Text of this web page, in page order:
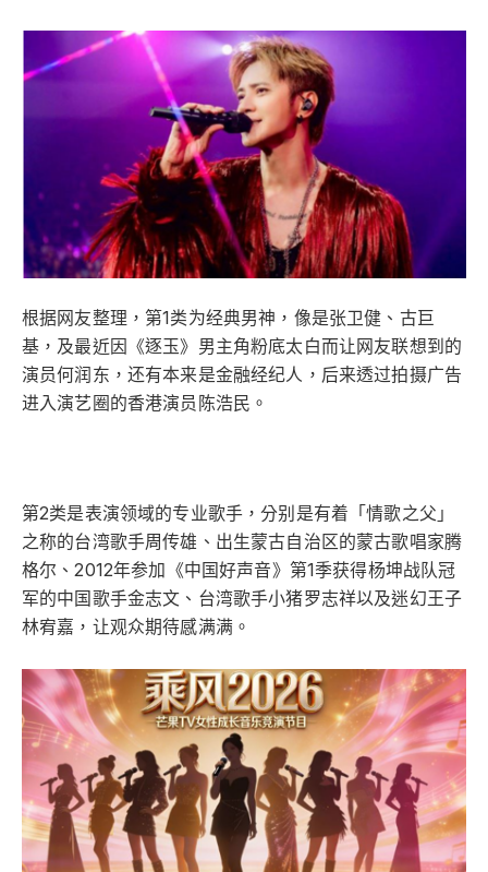
根据网友整理，第1类为经典男神，像是张卫健、古巨
基，及最近因《逐玉》男主角粉底太白而让网友联想到的
演员何润东，还有本来是金融经纪人，后来透过拍摄广告
进入演艺圈的香港演员陈浩民。
第2类是表演领域的专业歌手，分别是有着「情歌之父」
之称的台湾歌手周传雄、出生蒙古自治区的蒙古歌唱家腾
格尔、2012年参加《中国好声音》第1季获得杨坤战队冠
军的中国歌手金志文、台湾歌手小猪罗志祥以及迷幻王子
林宥嘉，让观众期待感满满。